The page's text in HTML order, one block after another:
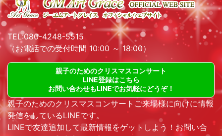
TEL:080-4248-5515
（お電話での受付時間 10:00 ～ 18:00）
親子のためのクリスマスコンサート
LINE登録はこちら
お問い合わせもLINEでお気軽にどうぞ！
親子のためのクリスマスコンサートご来場様に向けに情報
発信をしているLINEです。
LINEで友達追加して最新情報をゲットしよう！お問い合